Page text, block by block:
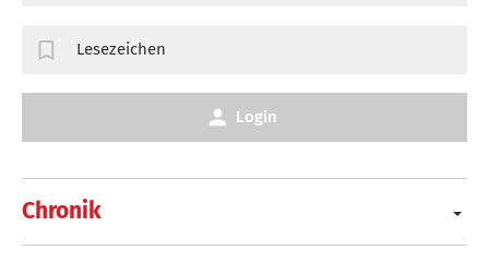
Chronik
Lesezeichen
Login